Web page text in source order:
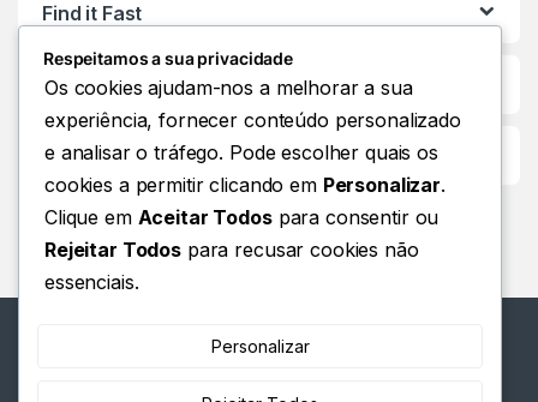
Find it Fast
Customer Care
Respeitamos a sua privacidade
Os cookies ajudam-nos a melhorar a sua
experiência, fornecer conteúdo personalizado
e analisar o tráfego. Pode escolher quais os
cookies a permitir clicando em Personalizar.
Clique em Aceitar Todospara consentir ou
Rejeitar Todos para recusar cookies não
essenciais.
Personalizar